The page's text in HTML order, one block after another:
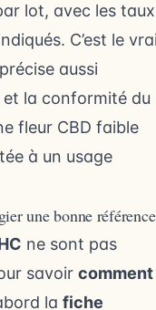
lot, avec les taux
C’est le
aussi
et la conformité du
fleur CBD faible
à un usage
une bonne référence
ne sont pas
savoir comment
la fiche